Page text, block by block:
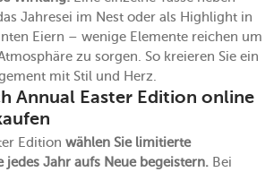
Jahresei im Nest oder als Highlight in
Eiern – wenige Elemente reichen um
zu sorgen. So kreieren Sie ein
mit Stil und Herz.
Annual Easter Edition online
Edition wählen Sie limitierte
jedes Jahr aufs Neue begeistern. Bei